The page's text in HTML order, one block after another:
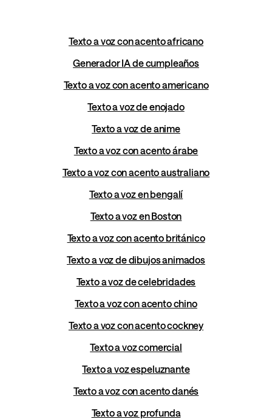
Texto a voz con acento africano
Generador IA de cumpleaños
Texto a voz con acento americano
Texto a voz de enojado
Texto a voz de anime
Texto a voz con acento árabe
Texto a voz con acento australiano
Texto a voz en bengalí
Texto a voz en Boston
Texto a voz con acento británico
Texto a voz de dibujos animados
Texto a voz de celebridades
Texto a voz con acento chino
Texto a voz con acento cockney
Texto a voz comercial
Texto a voz espeluznante
Texto a voz con acento danés
Texto a voz profunda